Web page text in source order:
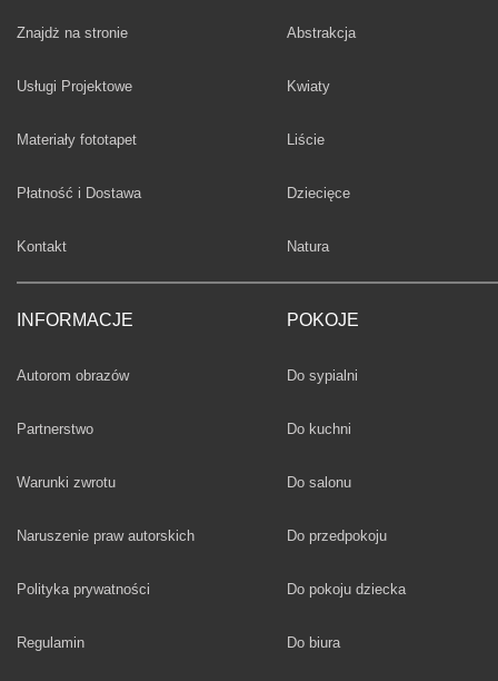
Znajdż na stronie
Usługi Projektowe
Materiały fototapet
Płatność i Dostawa
Kontakt
INFORMACJE
Autorom obrazów
Partnerstwo
Warunki zwrotu
Naruszenie praw autorskich
Polityka prywatności
Regulamin
Fototapety
Abstrakcja
Fototapety
Kwiaty
Fototapety
Liście
Fototapety
Dziecięce
Fototapety
Natura
POKOJE
Fototapety
Do sypialni
Fototapety
Do kuchni
Fototapety
Do salonu
Fototapety
Do przedpokoju
Fototapety
Do pokoju dziecka
Fototapety
Do biura